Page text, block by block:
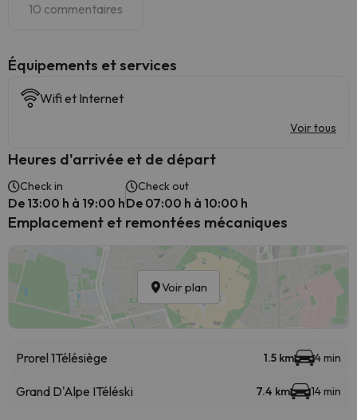
10 commentaires
​Équipements et services
Wifi et Internet
Voir tous
Heures d'arrivée et de départ
Check in
De 13:00 h à 19:00 h
Check out
De 07:00 h à 10:00 h
Emplacement et remontées mécaniques
Voir plan
Prorel 1Télésiège 1.5 km 4 min
Grand D'Alpe ITéléski 7.4 km 14 min